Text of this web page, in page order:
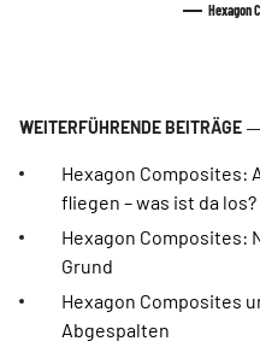
Hexagon
Hexagon Composites:
fliegen – was ist da los?
Hexagon Composites:
Grund
Hexagon Composites
Abgespalten